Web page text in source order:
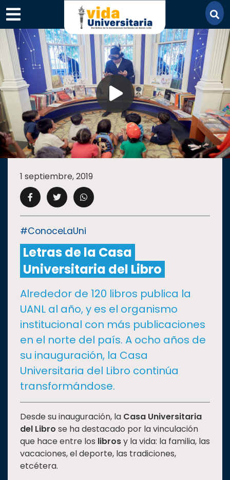
×
SECCIONES
ACADEMIA
CAMPUS UANL
CULTURA
I+D+IEXPERTOS
SALUD
SUSTENTABILIDAD
TEMAS
Oferta
educativa
1 septiembre, 2019
#ConoceLaUni
Letras de la Casa
Universitaria del Libro
Alrededor de 120 libros publica la
UANL al año, y es el organismo
institucional con más publicaciones
en el norte del país. A ocho años de
su inauguración, la Casa
Universitaria del Libro continúa
transformándose.
Desde su inauguración, la Casa Universitaria
del Libro se ha destacado por la vinculación
que hace entre los librosy la vida: la familia, las
vacaciones, el deporte, las tradiciones,
etcétera.